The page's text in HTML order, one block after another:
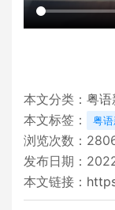
本文分类： 粤语
本文标签：
粤
浏览次数：
发布日期：
本文链接：